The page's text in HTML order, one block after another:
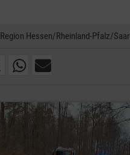
Region Hessen/Rheinland-Pfalz/